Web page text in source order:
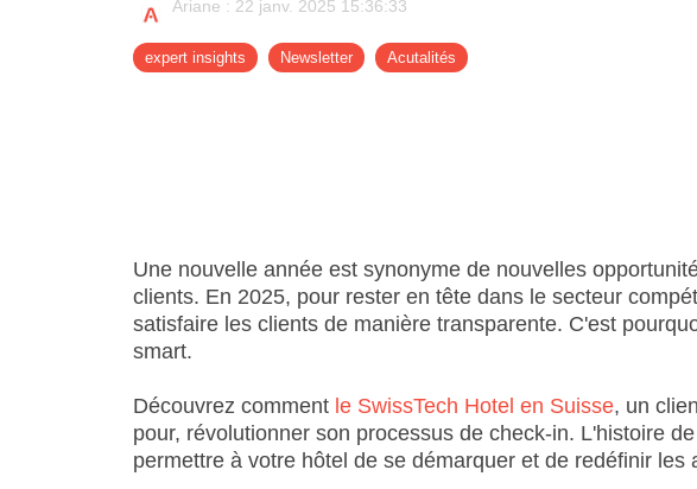
- Newsletter
- Support
Ariane : 22 janv. 2025 15:36:33
expert insights Newsletter Acutalités
Une nouvelle année est synonyme de nouvelles
clients. En 2025, pour rester en tête dans le secteur
satisfaire les clients de manière transparente. C'est
smart.
Découvrez comment le SwissTech Hotel en Suisse, un
pour, révolutionner son processus de check-in. L'histoire
permettre à votre hôtel de se démarquer et de redéfinir les